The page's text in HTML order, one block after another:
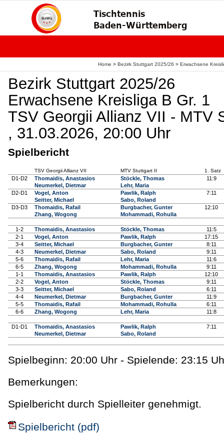
Home > Bezirk Stuttgart 2025/26 > Erwachsene
Bezirk Stuttgart 2025/26
Erwachsene Kreisliga B Gr. 1
TSV Georgii Allianz VII - MTV
, 31.03.2026, 20:00 Uhr
Spielbericht
TSV Georgii Allianz VII MTV Stuttgart II 1. Satz
D1-D2
Thomaidis, Anastasios
Neumerkel, Dietmar
Stöckle, Thomas
Lehr, Maria
11:9
D2-D1
Vogel, Anton
Seitter, Michael
Pawlik, Ralph
Sabo, Roland
7:11
D3-D3
Thomaidis, Rafail
Zhang, Wogong
Burgbacher, Gunter
Mohammadi, Rohulla
12:10
1-2 Thomaidis, Anastasios Stöckle, Thomas
11:5
2-1
Vogel, Anton Pawlik, Ralph
17:15
3-4
Seitter, Michael Burgbacher, Gunter
8:11
4-3
Neumerkel, Dietmar Sabo, Roland
9:11
5-6
Thomaidis, Rafail Lehr, Maria
11:6
6-5
Zhang, Wogong Mohammadi, Rohulla
9:11
1-1
Thomaidis, Anastasios Pawlik, Ralph
12:10
2-2
Vogel, Anton Stöckle, Thomas
9:11
3-3
Seitter, Michael Sabo, Roland
6:11
4-4
Neumerkel, Dietmar Burgbacher, Gunter
11:9
5-5
Thomaidis, Rafail Mohammadi, Rohulla
6:11
6-6
Zhang, Wogong Lehr, Maria 11:8
D1-D1
Thomaidis, Anastasios
Neumerkel, Dietmar
Pawlik, Ralph
Sabo, Roland
7:11
Spielbeginn: 20:00 Uhr - Spielende: 23:15
Bemerkungen:
Spielbericht durch Spielleiter genehmigt.
Spielbericht (pdf)